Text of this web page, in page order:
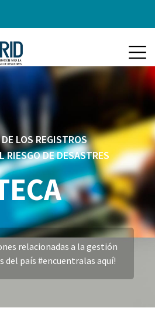
LOS REGISTROS
DE DESASTRES
relacionadas a la gestión
del país #encuentralas aquí!